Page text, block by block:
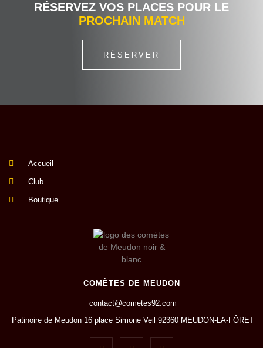
RÉSERVEZ VOS PLACES POUR LE
PROCHAIN MATCH
RÉSERVER
Accueil
Club
Boutique
COMÈTES DE MEUDON
contact@cometes92.com
Patinoire de Meudon 16 place Simone Veil 92360 MEUDON-LA-FÔRET